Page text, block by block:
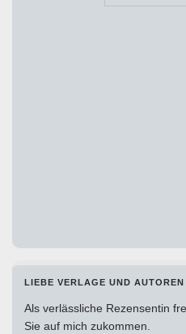
LIEBE VERLAGE UND AUTOREN
Als verlässliche Rezensentin
Sie auf mich zukommen.